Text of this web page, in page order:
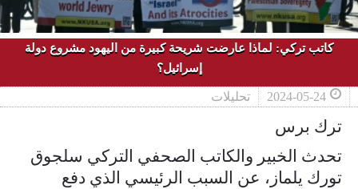
كاتب تركي: لماذا عارضت شريحة كبيرة من اليهود مشروع دولة
إسرائيل؟
2024-05-24 تحليلات
ترك برس
تحدث الخبير والكاتب الصحفي التركي سلجوق
تورك يلماز، عن السبب الرئيسي الذي دفع